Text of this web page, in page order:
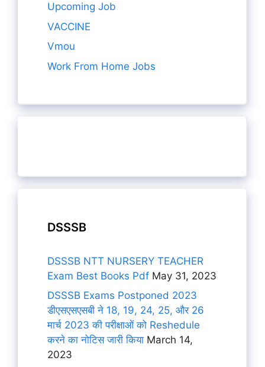
Upcoming Job
VACCINE
Vmou
Work From Home Jobs
DSSSB
DSSSB NTT NURSERY TEACHER
Exam Best Books Pdf May 31, 2023
DSSSB Exams Postponed 2023
डीएसएसएसबी ने 18, 19, 24, 25, और 26
मार्च 2023 की परीक्षाओं को Reshedule
करने का नोटिस जारी किया March 14,
2023